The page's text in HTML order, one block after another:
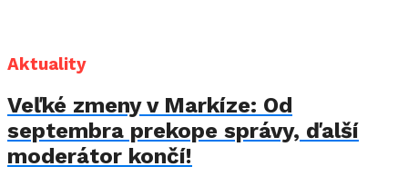
Aktuality
Veľké zmeny v Markíze: Od
septembra prekope správy, ďalší
moderátor končí!